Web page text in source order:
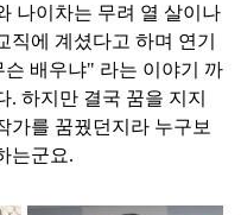
나이차는 무려 열 살이나
에 계셨다고 하며 연기
배우냐" 라는 이야기 까
하지만 결국 꿈을 지지
가를 꿈꿨던지라 누구보
는군요.